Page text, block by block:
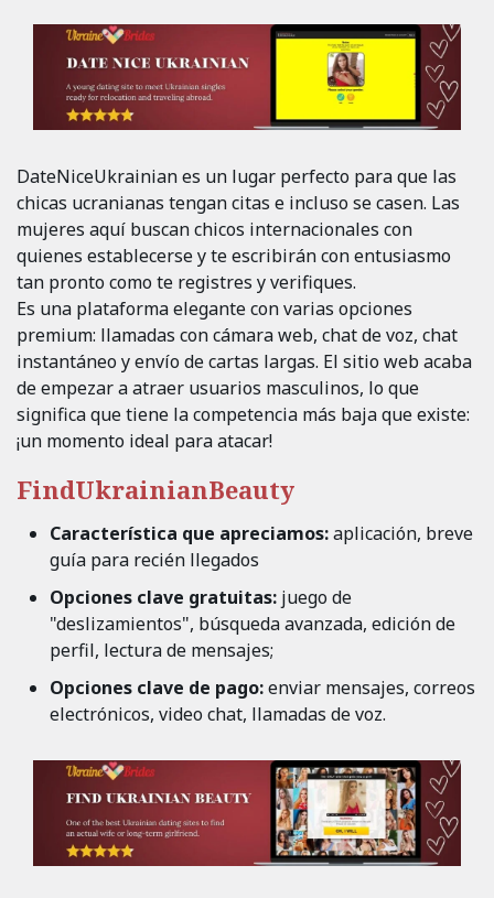
DateNiceUkrainian es un lugar perfecto para que las
chicas ucranianas tengan citas e incluso se casen. Las
mujeres aquí buscan chicos internacionales con
quienes establecerse y te escribirán con entusiasmo
tan pronto como te registres y verifiques.
Es una plataforma elegante con varias opciones
premium: llamadas con cámara web, chat de voz, chat
instantáneo y envío de cartas largas. El sitio web acaba
de empezar a atraer usuarios masculinos, lo que
significa que tiene la competencia más baja que existe:
¡un momento ideal para atacar!
FindUkrainianBeauty
Característica que apreciamos:aplicación, breve
guía para recién llegados
Opciones clave gratuitas: juego de
"deslizamientos", búsqueda avanzada, edición de
perfil, lectura de mensajes;
Opciones clave de pago:enviar mensajes, correos
electrónicos, video chat, llamadas de voz.